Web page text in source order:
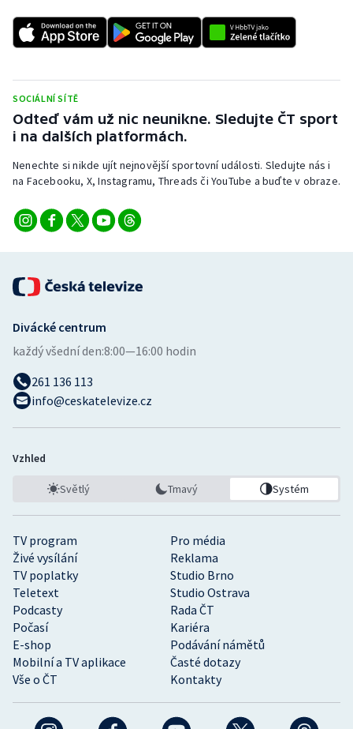
SOCIÁLNÍ SÍTĚ
Odteď vám už nic neunikne. Sledujte ČT sport
i na dalších platformách.
Nenechte si nikde ujít nejnovější sportovní události. Sledujte nás i
na Facebooku, X, Instagramu, Threads či YouTube a buďte v obraze.
TV program
Pro média
Živé vysílání
Reklama
TV poplatky
Studio Brno
Teletext
Studio Ostrava
Podcasty
Rada ČT
Počasí
Kariéra
E-shop
Podávání námětů
Mobilní a TV aplikace
Časté dotazy
Vše o ČT
Kontakty
Divácké centrum
každý všední den:8:00—16:00 hodin
261 136 113
info@ceskatelevize.cz
Vzhled
Světlý Tmavý Systém